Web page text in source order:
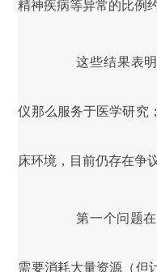
精神疾病等异常的比例
这些结果表
仪那么服务于医学研究
床环境，目前仍存在争议
第一个问题
需要消耗大量资源（但